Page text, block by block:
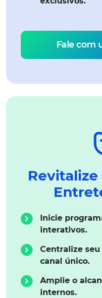
Fale com
Inicie
interativos.
Centralize
canal único.
Amplie o
internos.